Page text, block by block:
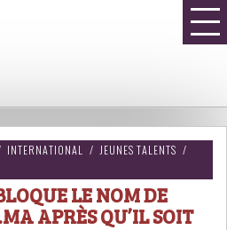
INTERNATIONAL / JEUNES TALENTS /
LE NOM DE
APRÈS QU’IL SOIT